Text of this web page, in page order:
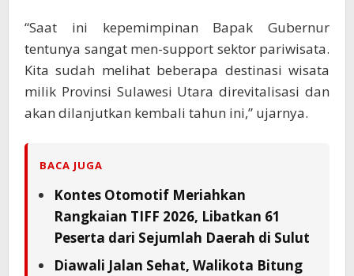
“Saat ini kepemimpinan Bapak Gubernur
tentunya sangat men-support sektor pariwisata.
Kita sudah melihat beberapa destinasi wisata
milik Provinsi Sulawesi Utara direvitalisasi dan
akan dilanjutkan kembali tahun ini,” ujarnya.
BACA JUGA
Kontes Otomotif Meriahkan
Rangkaian TIFF 2026, Libatkan 61
Peserta dari Sejumlah Daerah di Sulut
Diawali Jalan Sehat, Walikota Bitung